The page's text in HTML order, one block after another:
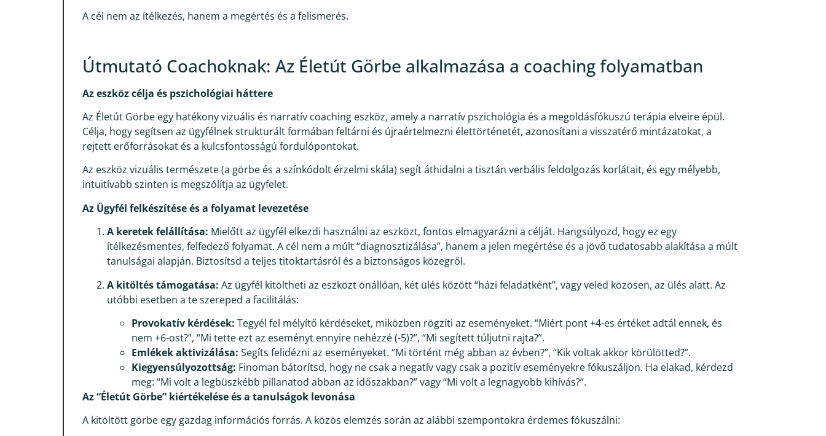
A cél nem az ítélkezés, hanem a megértés és a felismerés.
Útmutató Coachoknak: Az Életút Görbe alkalmazása a coaching folyamatban
Az eszköz célja és pszichológiai háttere
Az Életút Görbe egy hatékony vizuális és narratív coaching eszköz, amely a narratív pszichológia és a megoldásfókuszú terápia elveire épül.
Célja, hogy segítsen az ügyfélnek strukturált formában feltárni és újraértelmezni élettörténetét, azonosítani a visszatérő mintázatokat, a
rejtett erőforrásokat és a kulcsfontosságú fordulópontokat.
Az eszköz vizuális természete (a görbe és a színkódolt érzelmi skála) segít áthidalni a tisztán verbális feldolgozás korlátait, és egy mélyebb,
intuitívabb szinten is megszólítja az ügyfelet.
Az Ügyfél felkészítése és a folyamat levezetése
A keretek felállítása: Mielőtt az ügyfél elkezdi használni az eszközt, fontos elmagyarázni a célját. Hangsúlyozd, hogy ez egy
ítélkezésmentes, felfedező folyamat. A cél nem a múlt “diagnosztizálása”, hanem a jelen megértése és a jövő tudatosabb alakítása a múlt
tanulságai alapján. Biztosítsd a teljes titoktartásról és a biztonságos közegről.
A kitöltés támogatása: Az ügyfél kitöltheti az eszközt önállóan, két ülés között “házi feladatként”, vagy veled közösen, az ülés alatt. Az
utóbbi esetben a te szereped a facilitálás:
Provokatív kérdések: Tegyél fel mélyítő kérdéseket, miközben rögzíti az eseményeket. “Miért pont +4-es értéket adtál ennek, és
nem +6-ost?”, “Mi tette ezt az eseményt ennyire nehézzé (-5)?”, “Mi segített túljutni rajta?”.
Emlékek aktivizálása: Segíts felidézni az eseményeket. “Mi történt még abban az évben?”, “Kik voltak akkor körülötted?”.
Kiegyensúlyozottság: Finoman bátorítsd, hogy ne csak a negatív vagy csak a pozitív eseményekre fókuszáljon. Ha elakad, kérdezd
meg: “Mi volt a legbüszkébb pillanatod abban az időszakban?” vagy “Mi volt a legnagyobb kihívás?”.
Az “Életút Görbe” kiértékelése és a tanulságok levonása
A kitöltött görbe egy gazdag információs forrás. A közös elemzés során az alábbi szempontokra érdemes fókuszálni: